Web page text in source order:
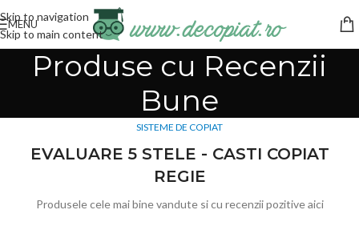
Skip to navigation
Skip to main content
MENU
Produse cu Recenzii
Bune
SISTEME DE COPIAT
EVALUARE 5 STELE - CASTI COPIAT
REGIE
Produsele cele mai bine vandute si cu recenzii pozitive aici